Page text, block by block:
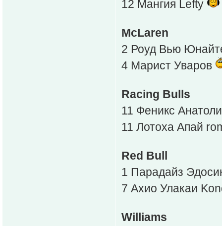
12 Мангия Lefty
McLaren
2 Роуд Вью
4 Марист Уваров
Racing Bulls
11 Феникс
11 Лотоха Апай
Red Bull
1 Парадайз
7 Ахио Улакаи
Williams